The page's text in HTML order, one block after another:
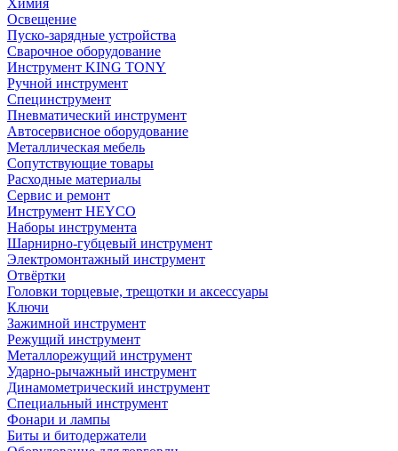
Химия
Освещение
Пуско-зарядные устройства
Сварочное оборудование
Инструмент KING TONY
Ручной инструмент
Специнструмент
Пневматический инструмент
Автосервисное оборудование
Металлическая мебель
Сопутствующие товары
Расходные материалы
Сервис и ремонт
Инструмент HEYCO
Наборы инструмента
Шарнирно-губцевый инструмент
Электромонтажный инструмент
Отвёртки
Головки торцевые, трещотки и аксессуары
Ключи
Зажимной инструмент
Режущий инструмент
Металлорежущий инструмент
Ударно-рычажный инструмент
Динамометрический инструмент
Специальный инструмент
Фонари и лампы
Биты и битодержатели